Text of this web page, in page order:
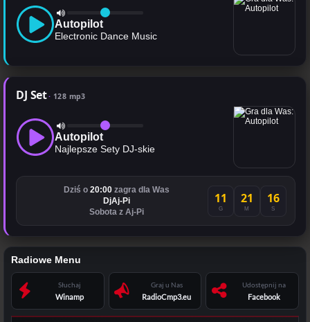
Autopilot
Electronic Dance Music
DJ Set 128 mp3
Autopilot
Najlepsze Sety DJ-skie
Dziś o 20:00zagra dla Was
DjAj-Pi
Sobota z Aj-Pi
11
G
21
M
16
S
Radiowe Menu
Słuchaj
Winamp
Graj u Nas
RadioCmp3.eu
Udostępnij na
Facebook